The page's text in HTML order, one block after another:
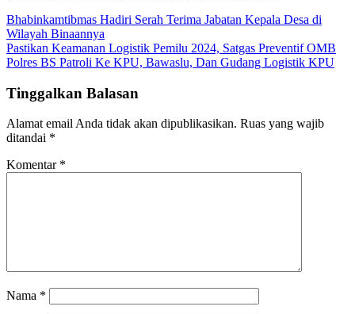
Navigasi
pos
Bhabinkamtibmas Hadiri Serah Terima Jabatan Kepala Desa di
Wilayah Binaannya
Pastikan Keamanan Logistik Pemilu 2024, Satgas Preventif OMB
Polres BS Patroli Ke KPU, Bawaslu, Dan Gudang Logistik KPU
Tinggalkan Balasan
Alamat email Anda tidak akan dipublikasikan. Ruas yang wajib
ditandai *
Komentar *
Nama *